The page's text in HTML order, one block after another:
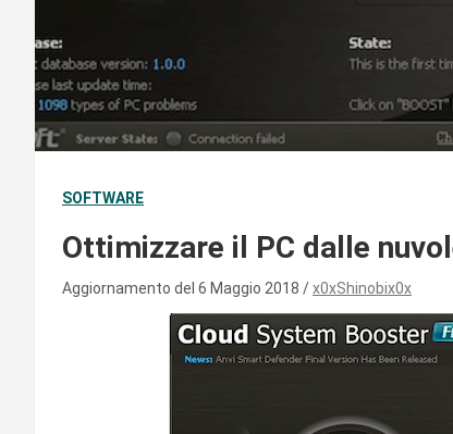
SOFTWARE
Ottimizzare il PC dalle
Aggiornamento del 6 Maggio 2018 x0xShinobix0x